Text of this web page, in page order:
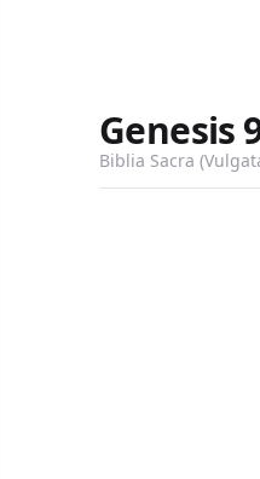
Genesis
Biblia Sacra